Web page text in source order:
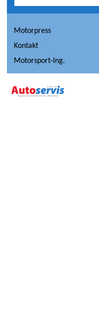
Motorpress
Kontakt
Motorsport-Ing.